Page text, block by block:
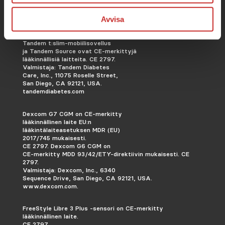
Avvisa
Tandem t:slim-mobiilisovellus
ja Tandem Source ovat CE-merkittyjä
lääkinnällisiä laitteita. CE 2797.
Valmistaja: Tandem Diabetes
Care, Inc., 11075 Roselle Street,
San Diego, CA 92121, USA.
tandemdiabetes.com
Dexcom G7 CGM on CE-merkitty
lääkinnällinen laite EU:n
lääkintälaiteasetuksen MDR (EU)
2017/745 mukaisesti.
CE 2797. Dexcom G6 CGM on
CE-merkitty MDD 93/42/ETY-direktiivin mukaisesti. CE
2797.
Valmistaja: Dexcom, Inc., 6340
Sequence Drive, San Diego, CA 92121, USA.
www.dexcom.com.
FreeStyle Libre 3 Plus -sensori on CE-merkitty
lääkinnällinen laite.